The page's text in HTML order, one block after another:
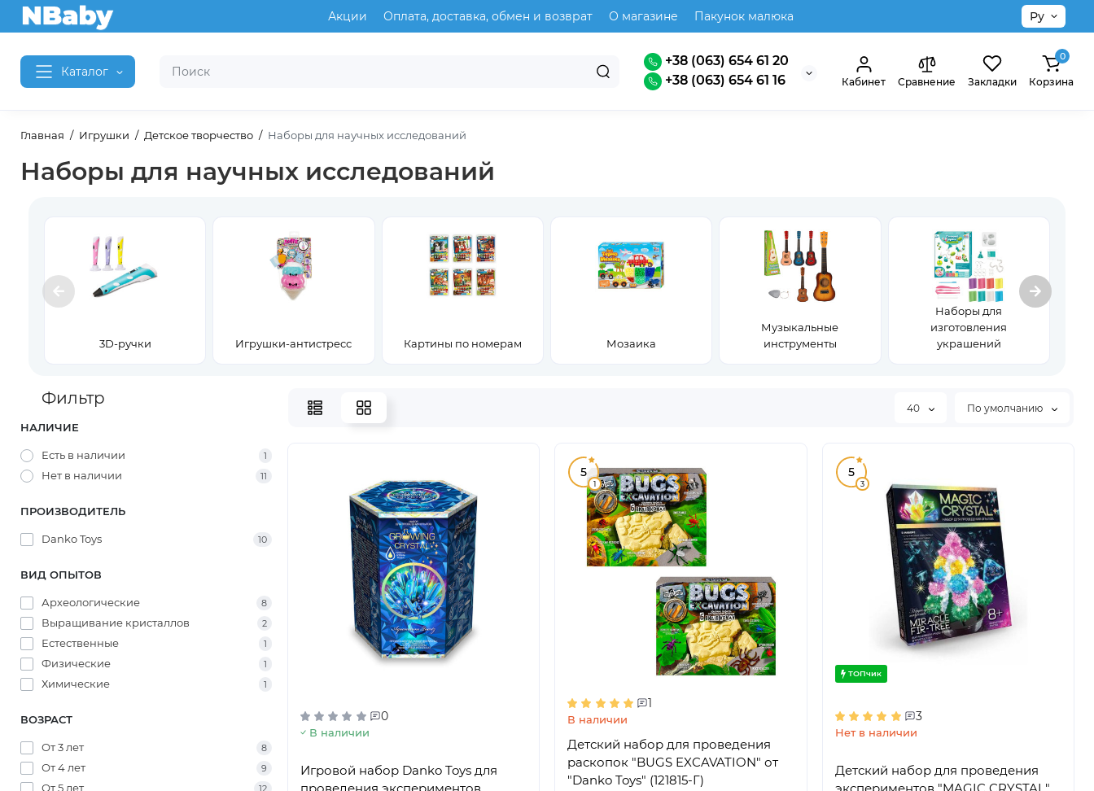
Акции Оплата, доставка, обмен и возврат О магазине Пакунок малюка Ру
Каталог
+38 (063) 654 61 20
+38 (063) 654 61 16
Кабинет Сравнение Закладки
0
Корзина
Главная Игрушки Детское творчество Наборы для научных исследований
Наборы для научных исследований
3D-ручки Игрушки-антистресс Картины по номерам Мозаика
Музыкальные
инструменты
Наборы для
изготовления
украшений
Фильтр
НАЛИЧИЕ
Есть в наличии 1
Нет в наличии 11
ПРОИЗВОДИТЕЛЬ
Danko Toys 10
ВИД ОПЫТОВ
Археологические 8
Выращивание кристаллов 2
Естественные 1
Физические 1
Химические 1
ВОЗРАСТ
От 3 лет 8
От 4 лет 9
От 5 лет 12
40 По умолчанию
0
В наличии
Игровой набор Danko Toys для
проведения экспериментов
5
1
1
В наличии
Детский набор для проведения
раскопок "BUGS EXCAVATION" от
"Danko Toys" (121815-Г)
5
3
ТОПчик
3
Нет в наличии
Детский набор для проведения
экспериментов "MAGIC CRYSTAL"